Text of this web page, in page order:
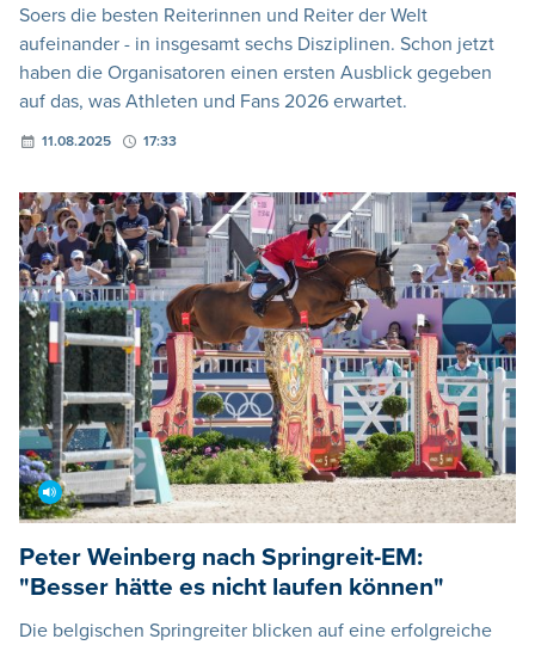
Soers die besten Reiterinnen und Reiter der Welt
aufeinander - in insgesamt sechs Disziplinen. Schon jetzt
haben die Organisatoren einen ersten Ausblick gegeben
auf das, was Athleten und Fans 2026 erwartet.
11.08.2025 17:33
Peter Weinberg nach Springreit-EM:
"Besser hätte es nicht laufen können"
Die belgischen Springreiter blicken auf eine erfolgreiche